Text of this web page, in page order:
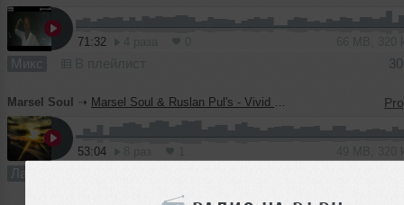
71:32
Микс
Marsel Soul ➝ Marsel Soul & Ruslan Pul's - Vivid Sense
53:04
Лайв